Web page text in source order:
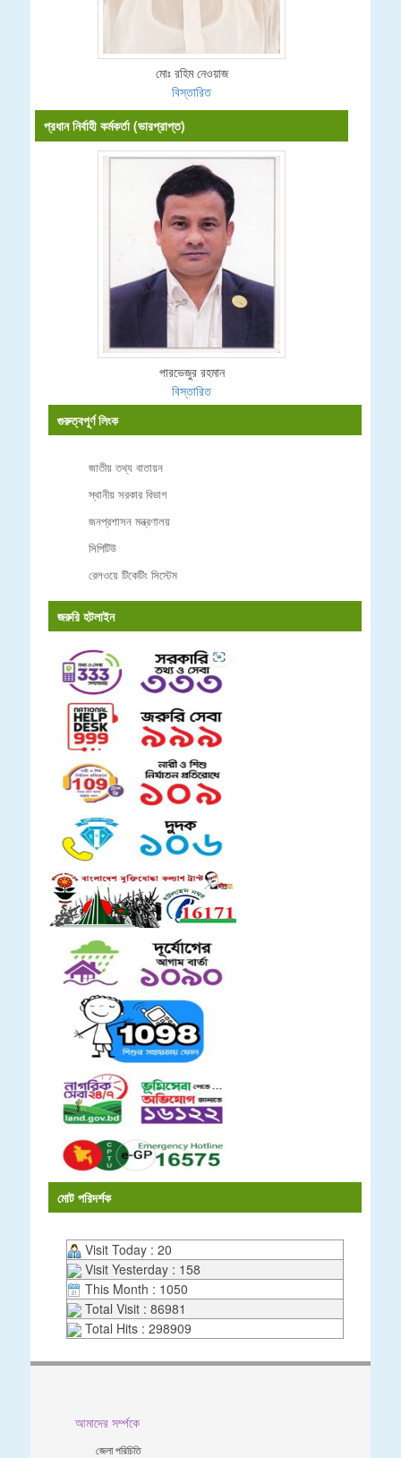
মোঃ রহিম নেওয়াজ
বিস্তারিত
প্রধান নির্বাহী কর্মকর্তা (ভারপ্রাপ্ত)
পারভেজুর রহমান
বিস্তারিত
গুরুত্বপূর্ণ লিংক
জাতীয় তথ্য বাতায়ন
স্থানীয় সরকার বিভাগ
জনপ্রশাসন মন্ত্রণালয়
সিপিটিউ
রেলওয়ে টিকেটিং সিস্টেম
জরুরি হটলাইন
মোট পরিদর্শক
Visit Today : 20
Visit Yesterday : 158
This Month : 1050
Total Visit : 86981
Total Hits : 298909
আমাদের সর্ম্পকে
জেলা পরিচিতি